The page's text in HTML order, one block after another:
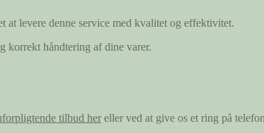
levere denne service med kvalitet og effektivitet.
korrekt håndtering af dine varer.
tilbud her eller ved at give os et ring på